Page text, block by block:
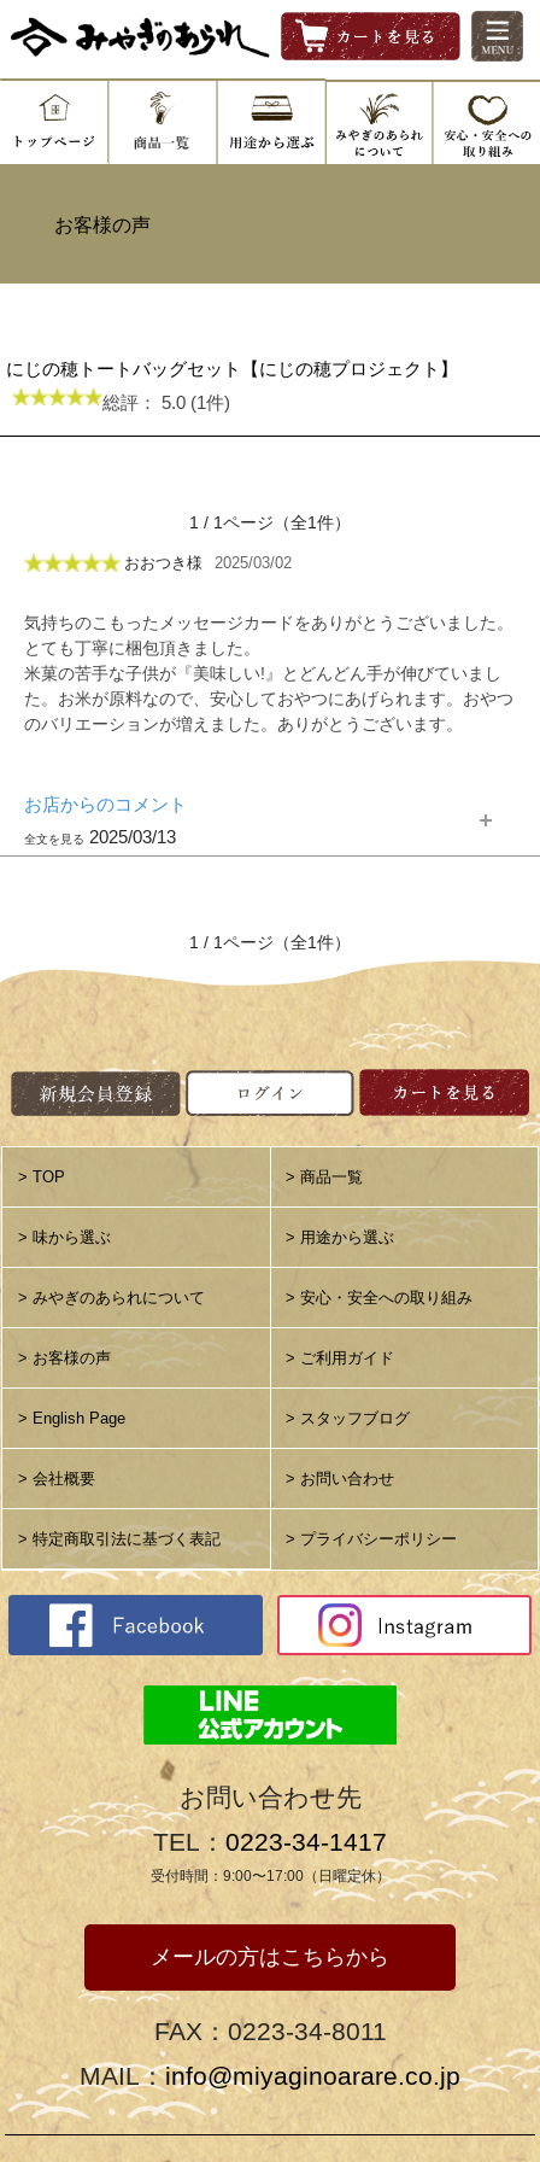
お客様の声
にじの穂トートバッグセット【にじの穂プロジェクト】
総評： 5.0 (1件)
1 / 1ページ（全1件）
おおつき様 2025/03/02
気持ちのこもったメッセージカードをありがとうございました。
とても丁寧に梱包頂きました。
米菓の苦手な子供が『美味しい!』とどんどん手が伸びていまし
た。お米が原料なので、安心しておやつにあげられます。おやつ
のバリエーションが増えました。ありがとうございます。
お店からのコメント
2025/03/13
1 / 1ページ（全1件）
> TOP > 商品一覧
> 味から選ぶ > 用途から選ぶ
> みやぎのあられについて > 安心・安全への取り組み
> お客様の声 > ご利用ガイド
> English Page > スタッフブログ
> 会社概要 > お問い合わせ
> 特定商取引法に基づく表記 > プライバシーポリシー
お問い合わせ先
TEL： 0223-34-1417
受付時間：9:00〜17:00（日曜定休）
メールの方はこちらから
FAX：0223-34-8011
MAIL：info@miyaginoarare.co.jp